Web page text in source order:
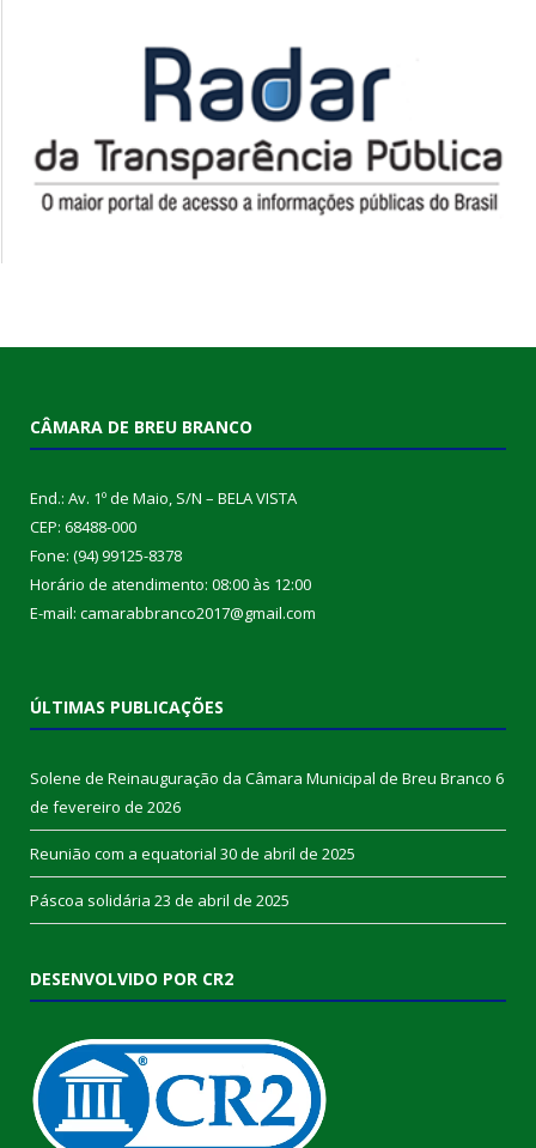
CÂMARA DE BREU BRANCO
End.: Av. 1º de Maio, S/N – BELA VISTA
CEP: 68488-000
Fone: (94) 99125-8378
Horário de atendimento: 08:00 às 12:00
E-mail: camarabbranco2017@gmail.com
ÚLTIMAS PUBLICAÇÕES
Solene de Reinauguração da Câmara Municipal de Breu Branco 6
de fevereiro de 2026
Reunião com a equatorial 30 de abril de 2025
Páscoa solidária 23 de abril de 2025
DESENVOLVIDO POR CR2